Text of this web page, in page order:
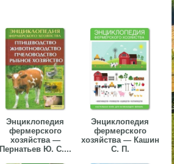
Энциклопедия
фермерского
хозяйства —
Пернатьев Ю. С....
Энциклопедия
фермерского
хозяйства — Кашин
С. П.